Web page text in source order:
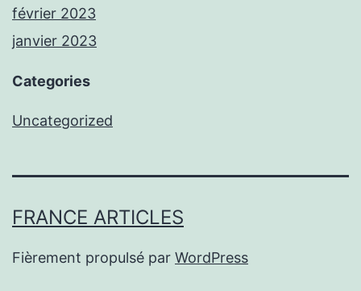
février 2023
janvier 2023
Categories
Uncategorized
FRANCE ARTICLES
Fièrement propulsé par WordPress